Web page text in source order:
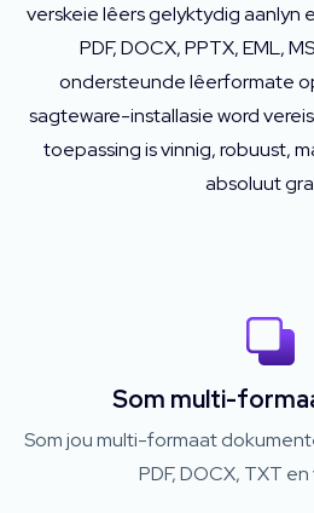
verskeie lêers gelyktydig aanlyn
PDF, DOCX, PPTX, EML,
ondersteunde lêerformate
sagteware-installasie word
toepassing is vinnig, robuust,
absoluut
Som multi-
Som jou multi-formaat
PDF, DOCX, TXT